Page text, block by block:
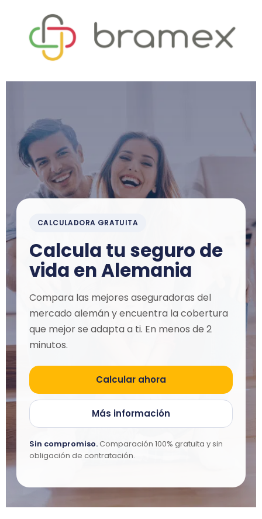
CALCULADORA GRATUITA
Calcula tu seguro de
vida en Alemania
Compara las mejores aseguradoras del
mercado alemán y encuentra la cobertura
que mejor se adapta a ti. En menos de 2
minutos.
Calcular ahora
Más información
Sin compromiso.Comparación 100% gratuita y sin
obligación de contratación.